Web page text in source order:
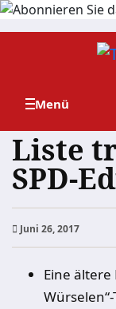
Zum
Liste
SPD-
Juni 26, 2017
Eine ältere